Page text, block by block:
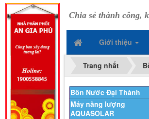
Chia sẻ thành công,
Giới thiệu
Trang nhất
Bồn Nước Đại Thành
Máy năng lượng
AQUASOLAR